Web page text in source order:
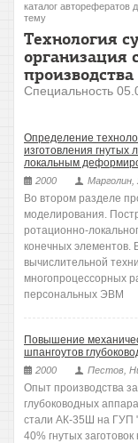
каталог авторефератов
тему
Технология
организация
производства
Специальность
Определение
изготовления гнутых
локальным
2000 Марголин,
Во втором разделе
моделирования.
ротационно-
конечных элементов.
вычислительной
многопроцессорных
персональных ЭВМ
Повышение
шпангоутов
2000 Пестов,
Опыт производства
глубоководных
стали АК-35Ш на ГУП
40% гнутых